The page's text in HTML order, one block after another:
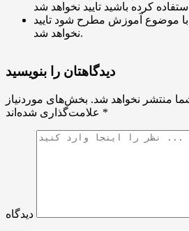
با موضوع آموزش مطرح شود تایید
نخواهد شد.
دیدگاهتان را بنویسید
منتشر نخواهد شد. بخش‌های موردنیاز
*
دیدگاه